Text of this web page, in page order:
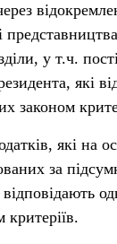
у т.ч.
які
законом
які на
за
критеріїв.